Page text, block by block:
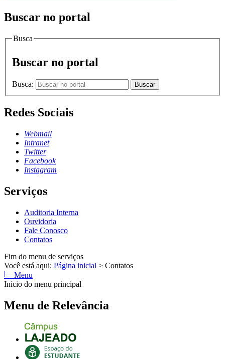
Buscar no portal
Busca
Buscar no portal
Busca: Buscar
Redes Sociais
Webmail
Intranet
Twitter
Facebook
Instagram
Serviços
Auditoria Interna
Ouvidoria
Fale Conosco
Contatos
Fim do menu de serviços
Você está aqui: Página inicial > Contatos
Menu
Início do menu principal
Menu de Relevância